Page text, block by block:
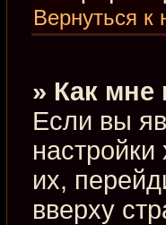
Вернуться к
» Как мне
Если вы
их,
вверху